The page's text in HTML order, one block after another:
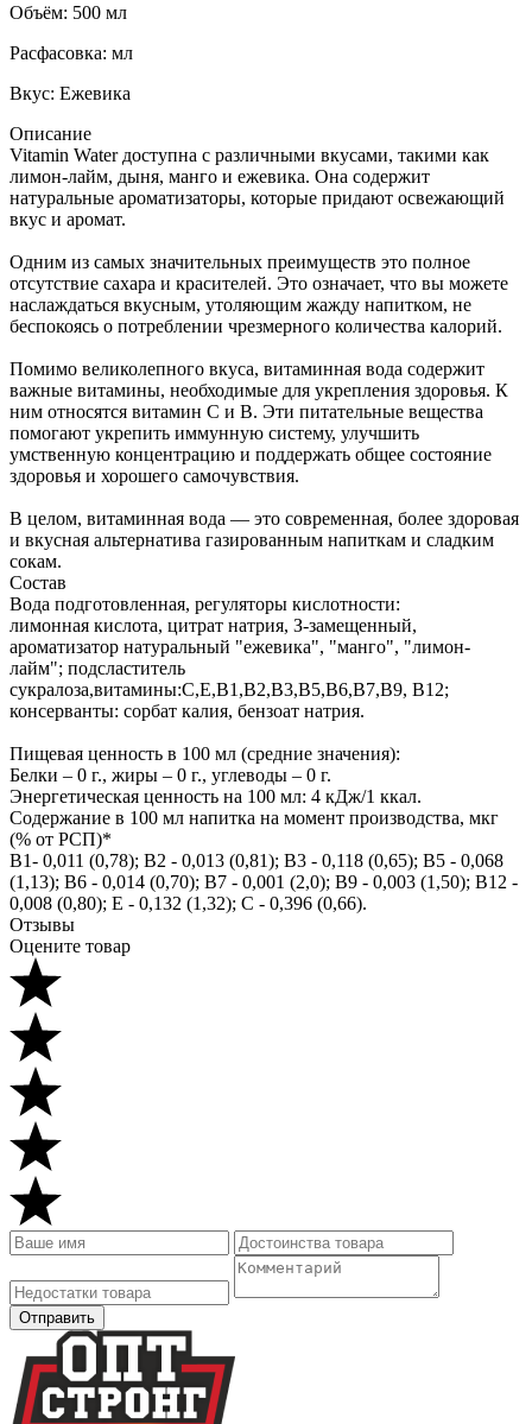
Объём: 500 мл
Расфасовка: мл
Вкус: Ежевика
Описание
Vitamin Water доступна с различными вкусами, такими как
лимон-лайм, дыня, манго и ежевика. Она содержит
натуральные ароматизаторы, которые придают освежающий
вкус и аромат.
Одним из самых значительных преимуществ это полное
отсутствие сахара и красителей. Это означает, что вы можете
наслаждаться вкусным, утоляющим жажду напитком, не
беспокоясь о потреблении чрезмерного количества калорий.
Помимо великолепного вкуса, витаминная вода содержит
важные витамины, необходимые для укрепления здоровья. К
ним относятся витамин С и В. Эти питательные вещества
помогают укрепить иммунную систему, улучшить
умственную концентрацию и поддержать общее состояние
здоровья и хорошего самочувствия.
В целом, витаминная вода — это современная, более здоровая
и вкусная альтернатива газированным напиткам и сладким
сокам.
Состав
Вода подготовленная, регуляторы кислотности:
лимонная кислота, цитрат натрия, З-замещенный,
ароматизатор натуральный "ежевика", "манго", "лимон-
лайм"; подсластитель
сукралоза,витамины:С,Е,В1,В2,В3,В5,В6,В7,В9, В12;
консерванты: сорбат калия, бензоат натрия.
Пищевая ценность в 100 мл (средние значения):
Белки – 0 г., жиры – 0 г., углеводы – 0 г.
Энергетическая ценность на 100 мл: 4 кДж/1 ккал.
Содержание в 100 мл напитка на момент производства, мкг
(% от РСП)*
В1- 0,011 (0,78); В2 - 0,013 (0,81); В3 - 0,118 (0,65); В5 - 0,068
(1,13); В6 - 0,014 (0,70); В7 - 0,001 (2,0); В9 - 0,003 (1,50); В12 -
0,008 (0,80); Е - 0,132 (1,32); С - 0,396 (0,66).
Отзывы
Оцените товар